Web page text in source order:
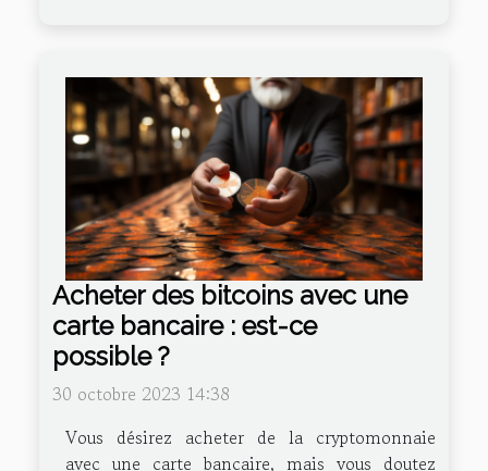
Acheter des bitcoins avec une
carte bancaire : est-ce
possible ?
30 octobre 2023 14:38
Vous désirez acheter de la cryptomonnaie
avec une carte bancaire, mais vous doutez